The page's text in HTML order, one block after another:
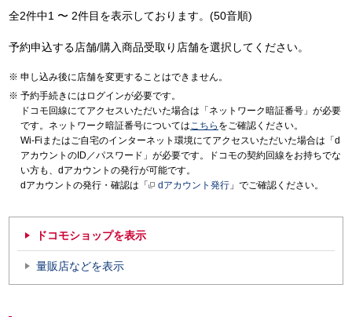
全2件中1 〜 2件目を表示しております。(50音順)
予約申込する店舗/購入商品受取り店舗を選択してください。
申し込み後に店舗を変更することはできません。
予約手続きにはログインが必要です。
ドコモ回線にてアクセスいただいた場合は「ネットワーク暗証番号」が必要
です。ネットワーク暗証番号についてはこちら をご確認ください。
Wi-Fiまたはご自宅のインターネット環境にてアクセスいただいた場合は「d
アカウントのID／パスワード」が必要です。ドコモの契約回線をお持ちでな
い方も、dアカウントの発行が可能です。
dアカウントの発行・確認は「
dアカウント発行 」でご確認ください。
ドコモショップを表示
量販店などを表示